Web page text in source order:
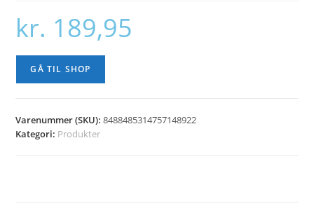
kr. 189,95
GÅ TIL SHOP
Varenummer (SKU):8488485314757148922
Kategori: Produkter